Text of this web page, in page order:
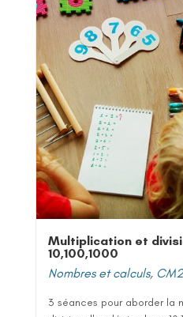
Multiplication et
10,100,1000
Nombres et calculs, CM2
3 séances pour aborder la